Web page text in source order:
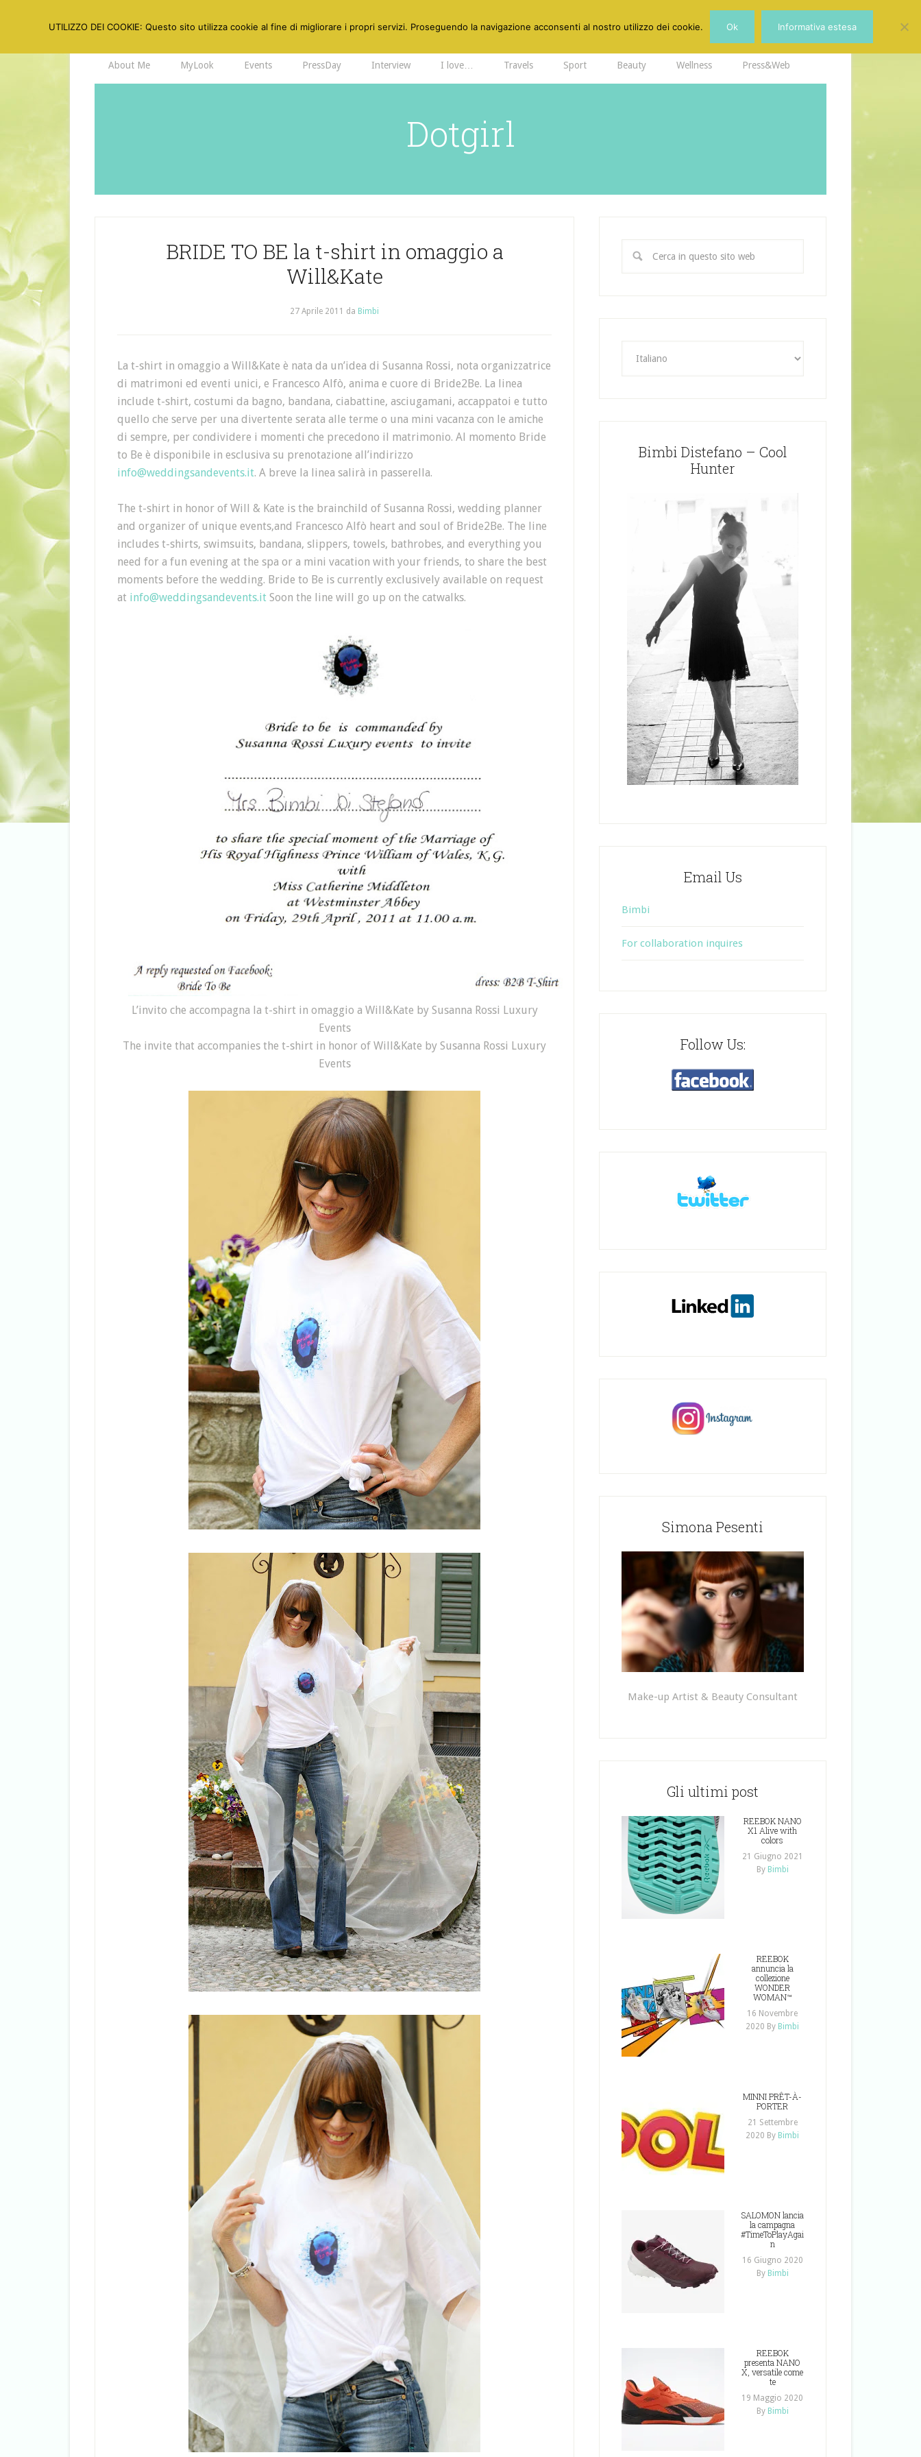
About Me MyLook Events PressDay Interview I love… Travels Sport Beauty Wellness Press&Web
Dotgirl
BRIDE TO BE la t-shirt in omaggio a
Will&Kate
27 Aprile 2011 da Bimbi
La t-shirt in omaggio a Will&Kate è nata da un’idea di Susanna Rossi, nota organizzatrice
di matrimoni ed eventi unici, e Francesco Alfò, anima e cuore di Bride2Be. La linea
include t-shirt, costumi da bagno, bandana, ciabattine, asciugamani, accappatoi e tutto
quello che serve per una divertente serata alle terme o una mini vacanza con le amiche
di sempre, per condividere i momenti che precedono il matrimonio. Al momento Bride
to Be è disponibile in esclusiva su prenotazione all’indirizzo
info@weddingsandevents.it. A breve la linea salirà in passerella.
The t-shirt in honor of Will & Kate is the brainchild of Susanna Rossi, wedding planner
and organizer of unique events,and Francesco Alfò heart and soul of Bride2Be. The line
includes t-shirts, swimsuits, bandana, slippers, towels, bathrobes, and everything you
need for a fun evening at the spa or a mini vacation with your friends, to share the best
moments before the wedding. Bride to Be is currently exclusively available on request
at info@weddingsandevents.it Soon the line will go up on the catwalks.
L’invito che accompagna la t-shirt in omaggio a Will&Kate by Susanna Rossi Luxury
Events
The invite that accompanies the t-shirt in honor of Will&Kate by Susanna Rossi Luxury
Events
Bimbi Distefano – Cool
Hunter
Email Us
Bimbi
For collaboration inquires
Follow Us:
Simona Pesenti
Make-up Artist & Beauty Consultant
Gli ultimi post
REEBOK NANO
X1 Alive with
colors
21 Giugno 2021
By Bimbi
REEBOK
annuncia la
collezione
WONDER
WOMAN™
16 Novembre
2020 By Bimbi
MINNI PRÊT-À-
PORTER
21 Settembre
2020 By Bimbi
SALOMON lancia
la campagna
#TimeToPlayAgai
n
16 Giugno 2020
By Bimbi
REEBOK
presenta NANO
X, versatile come
te
19 Maggio 2020
By Bimbi
UTILIZZO DEI COOKIE: Questo sito utilizza cookie al fine di migliorare i propri servizi. Proseguendo la navigazione acconsenti al nostro utilizzo dei cookie. Ok Informativa estesa